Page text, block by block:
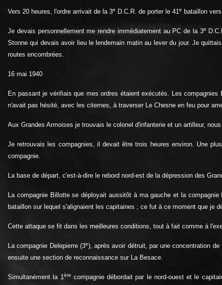
Vers 20 heures, l'ordre arrivait de la 3e D.C.R. de porter le 41e bataillon
Je devais personnellement me rendre immédiatement au PC de la 3e
Stonne qui devais avoir lieu le lendemain matin au lever du jour. Je
routes encombrées.
16 mai 1940
En passant je vérifiais que mes ordres étaient exécutés. Les
n'avait pas hésité, avec les citernes, à traverser Le Chesne en feu pour
Aux Grandes Armoises je trouvais le colonel d'infanterie et un artilleur,
Je retrouvais les compagnies, il devait être trois heures environ. Une
compagnie.
La base de départ, c'est-à-dire le rebord nord-est de la dépression des
La compagnie Billotte se déployait aussitôt à ma gauche et la
bataillon sur lequel s'alignaient les capitaines ; ce fut à ce moment que je
Cette attaque se fit dans les meilleures conditions, tout à fait comme à
La compagnie Delepierre (3e), après avoir détruit, par une concentration
ensuite une section de reconnaissance sur La Besace.
Simultanément la 1ère compagnie débordait par le nord-ouest et le